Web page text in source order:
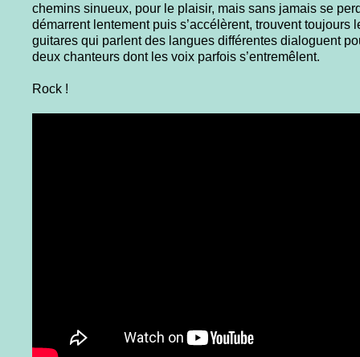
chemins sinueux, pour le plaisir, mais sans jamais se
démarrent lentement puis s’accélèrent, trouvent toujours
guitares qui parlent des langues différentes dialoguent
deux chanteurs dont les voix parfois s’entremêlent.
Rock !